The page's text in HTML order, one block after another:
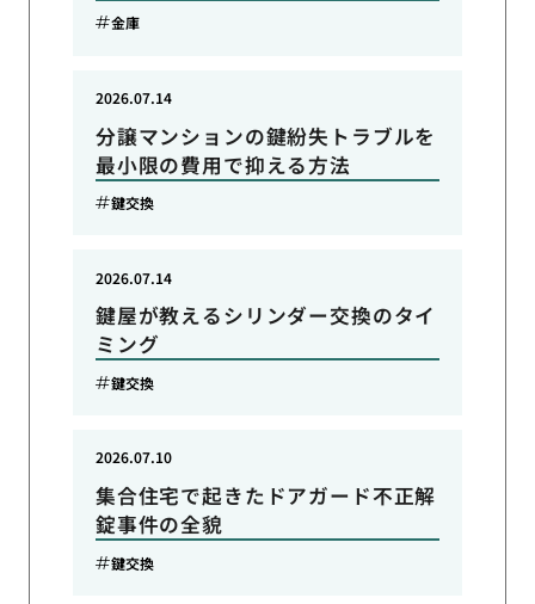
金庫
分譲マンションの鍵紛失トラブルを
最小限の費用で抑える方法
2026.07.14
鍵交換
鍵屋が教えるシリンダー交換のタイ
ミング
2026.07.14
鍵交換
集合住宅で起きたドアガード不正解
錠事件の全貌
2026.07.10
鍵交換